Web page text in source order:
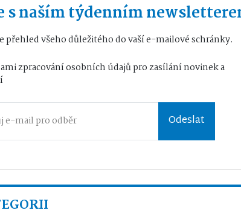
s naším týdenním
přehled všeho důležitého do vaší e-mailové schránky.
zpracování osobních údajůpro zasílání novinek a
Odeslat